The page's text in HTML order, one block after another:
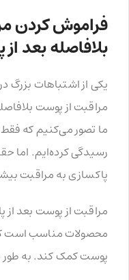
فراموش کردن
بلافاصله بعد
یکی از اشتباهات بزرگ
مراقبت از پوست
ما تصور می‌کنیم که
رسیدگی کرده‌ایم. اما
پاکسازی به مراقبت
مراقبت از پوست بعد از
محصولات مناسب است
پوست کمک کند. به طور